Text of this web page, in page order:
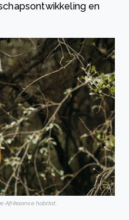
en
Afrikaanse habitat..